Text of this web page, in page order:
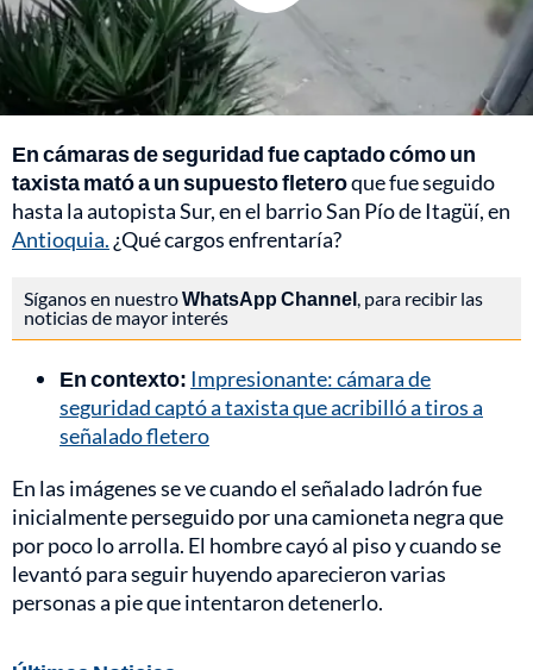
En cámaras de seguridad fue captado cómo un
taxista mató a un supuesto fleteroque fue seguido
hasta la autopista Sur, en el barrio San Pío de Itagüí, en
Antioquia. ¿Qué cargos enfrentaría?
Síganos en nuestroWhatsApp Channel , para recibir las
noticias de mayor interés
En contexto: Impresionante: cámara de
seguridad captó a taxista que acribilló a tiros a
señalado fletero
En las imágenes se ve cuando el señalado ladrón fue
inicialmente perseguido por una camioneta negra que
por poco lo arrolla. El hombre cayó al piso y cuando se
levantó para seguir huyendo aparecieron varias
personas a pie que intentaron detenerlo.